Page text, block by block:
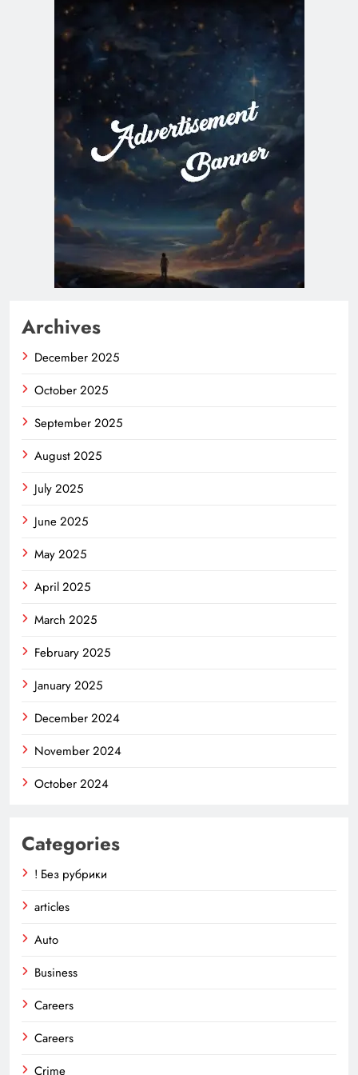
Archives
December 2025
October 2025
September 2025
August 2025
July 2025
June 2025
May 2025
April 2025
March 2025
February 2025
January 2025
December 2024
November 2024
October 2024
Categories
! Без рубрики
articles
Auto
Business
Careers
Careers
Crime